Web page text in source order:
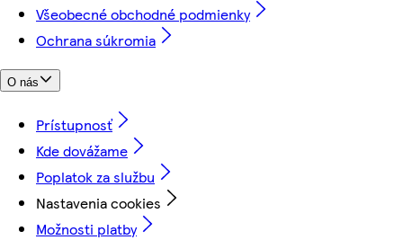
Všeobecné obchodné podmienky
Ochrana súkromia
O nás
Prístupnosť
Kde dovážame
Poplatok za službu
Nastavenia cookies
Možnosti platby